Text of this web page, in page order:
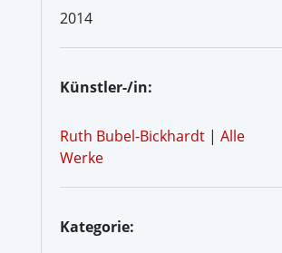
2014
Künstler-/in:
Ruth Bubel-Bickhardt | Alle
Werke
Kategorie: